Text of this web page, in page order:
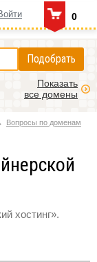
0
Подобрать
Показать
все домены
Вопросы по доменам
хостинг».